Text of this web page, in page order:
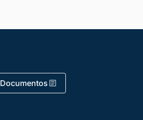
Documentos